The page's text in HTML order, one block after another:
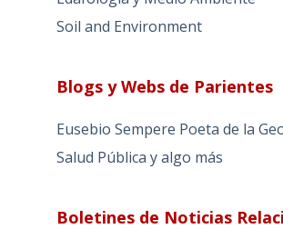
Soil and Environment
Blogs y Webs de Parientes
Eusebio Sempere Poeta de la
Salud Pública y algo más
Boletines de Noticias